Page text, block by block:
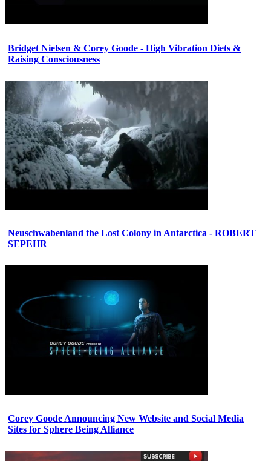
Bridget Nielsen & Corey Goode - High Vibration Diets &
Raising Consciousness
Neuschwabenland the Lost Colony in Antarctica - ROBERT
SEPEHR
Corey Goode Announcing New Website and Social Media
Sites for Sphere Being Alliance